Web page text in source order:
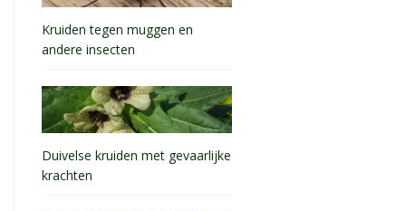
Kruiden tegen muggen en
andere insecten
Duivelse kruiden met gevaarlijke
krachten